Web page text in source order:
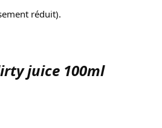
réduit).
juice 100ml